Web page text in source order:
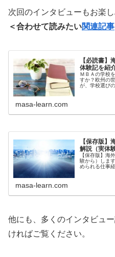
次回のインタビューもお楽し
＜合わせて読みたい関連記事
【必読書
体験記を紹
ＭＢＡの学校
すか？欧州の
が、学校選び
masa-learn.com
【保存版
解説（実体
【保存版】海
験から）しま
められる仕事
masa-learn.com
他にも、多くのインタビュ
ければご覧ください。